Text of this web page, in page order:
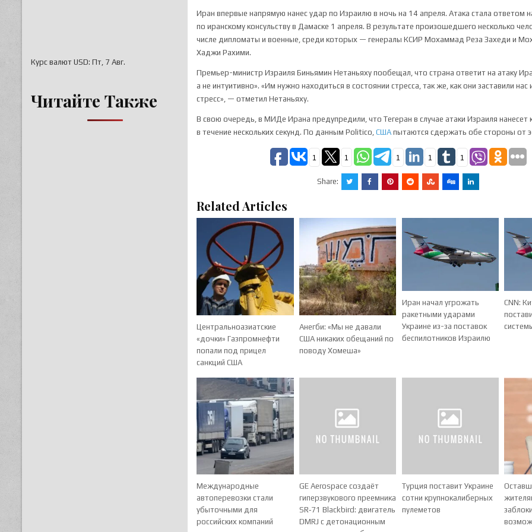
Иран впервые напрямую нанес удар по Израилю в ночь на 14 апреля. Атака стала ответом
по иранскому консульству в Дамаске 1 апреля. В результате произошедшего несколько
числе дипломаты и военные, среди которых — генералы КСИР Мохаммад Реза Захеди и
Хаджи Рахими.
Премьер-министр Израиля Биньямин Нетаньяху пообещал, что страна ответит на атаку
а не интуитивно». «Им нужно находиться в состоянии стресса, так же, как они заставили
стресс», — отметил Нетаньяху.
В свою очередь, в МИДе Ирана предупредили, что Тегеран в случае атаки Израиля нанесет
в течение нескольких секунд. По данным Politico,США пытаются сдержать обе стороны от
1 1 1 1 1
Share:
Related Articles
Центральноазиатские
«дочки» Газпромнефти
попали под прицел
санкций США
Анегби: «Мы не давали
США никаких обещаний по
поводу Хомеша»
Иран начал угрожать
ракетными ударами
Украине из-за поставок
беспилотников Израилю
CNN:
Международные
автоперевозки стали
убыточными для
российских компаний
GE Aerospace создаёт
гиперзвукового преемника
SR‑71 Blackbird: двигатель
DMRJ с детонационным
Турция поставит Украине
сотни крупнокалиберных
пулеметов
Курс валют USD: Пт, 7 Авг.
Читайте Также